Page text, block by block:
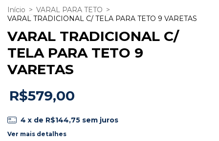
Início > VARAL PARA TETO >
VARAL TRADICIONAL C/ TELA PARA TETO 9 VARETAS
VARAL TRADICIONAL C/
TELA PARA TETO 9
VARETAS
R$579,00
4 x de R$144,75 sem juros
Ver mais detalhes